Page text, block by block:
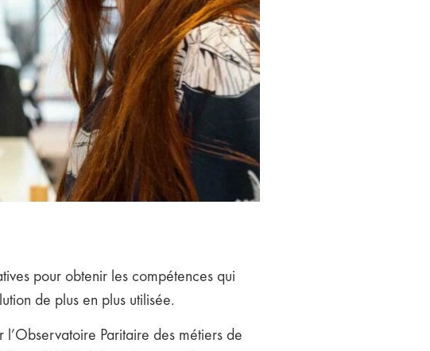
pour obtenir les compétences qui
de plus en plus utilisée.
Paritaire des métiers de